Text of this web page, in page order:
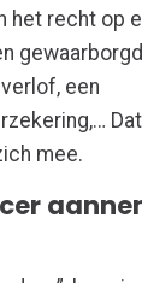
het recht op
een
mee.